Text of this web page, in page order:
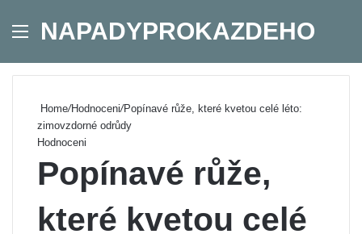
Menu
NAPADYPROKAZDEHO
Home/Hodnoceni/Popínavé růže, které kvetou celé léto:
zimovzdorné odrůdy
Hodnoceni
Popínavé růže,
které kvetou celé